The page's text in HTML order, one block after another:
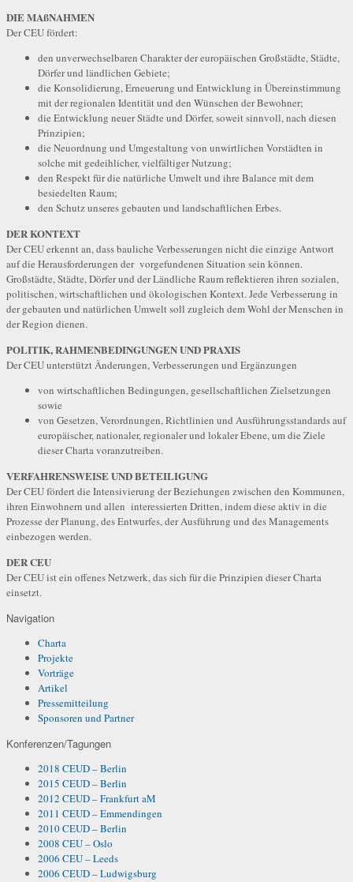
DIE MAßNAHMEN
Der CEU fördert:
den unverwechselbaren Charakter der europäischen Großstädte, Städte,
Dörfer und ländlichen Gebiete;
die Konsolidierung, Erneuerung und Entwicklung in Übereinstimmung
mit der regionalen Identität und den Wünschen der Bewohner;
die Entwicklung neuer Städte und Dörfer, soweit sinnvoll, nach diesen
Prinzipien;
die Neuordnung und Umgestaltung von unwirtlichen Vorstädten in
solche mit gedeihlicher, vielfältiger Nutzung;
den Respekt für die natürliche Umwelt und ihre Balance mit dem
besiedelten Raum;
den Schutz unseres gebauten und landschaftlichen Erbes.
DER KONTEXT
Der CEU erkennt an, dass bauliche Verbesserungen nicht die einzige Antwort
auf die Herausforderungen der vorgefundenen Situation sein können.
Großstädte, Städte, Dörfer und der Ländliche Raum reflektieren ihren sozialen,
politischen, wirtschaftlichen und ökologischen Kontext. Jede Verbesserung in
der gebauten und natürlichen Umwelt soll zugleich dem Wohl der Menschen in
der Region dienen.
POLITIK, RAHMENBEDINGUNGEN UND PRAXIS
Der CEU unterstützt Änderungen, Verbesserungen und Ergänzungen
von wirtschaftlichen Bedingungen, gesellschaftlichen Zielsetzungen
sowie
von Gesetzen, Verordnungen, Richtlinien und Ausführungsstandards auf
europäischer, nationaler, regionaler und lokaler Ebene, um die Ziele
dieser Charta voranzutreiben.
VERFAHRENSWEISE UND BETEILIGUNG
Der CEU fördert die Intensivierung der Beziehungen zwischen den Kommunen,
ihren Einwohnern und allen interessierten Dritten, indem diese aktiv in die
Prozesse der Planung, des Entwurfes, der Ausführung und des Managements
einbezogen werden.
DER CEU
Der CEU ist ein offenes Netzwerk, das sich für die Prinzipien dieser Charta
einsetzt.
Navigation
Charta
Projekte
Vorträge
Artikel
Pressemitteilung
Sponsoren und Partner
Konferenzen/Tagungen
2018 CEUD – Berlin
2015 CEUD – Berlin
2012 CEUD – Frankfurt aM
2011 CEUD – Emmendingen
2010 CEUD – Berlin
2008 CEU – Oslo
2006 CEU – Leeds
2006 CEUD – Ludwigsburg